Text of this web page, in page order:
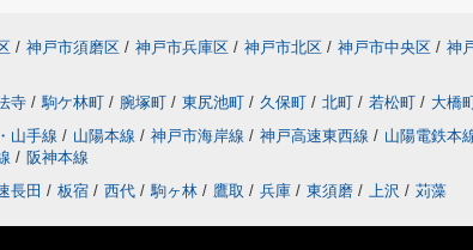
/ 神戸市須磨区 / 神戸市兵庫区 / 神戸市北区 / 神戸市中央区 / 神
寺 / 駒ケ林町 / 腕塚町 / 東尻池町 / 久保町 / 北町 / 若松町 / 大橋
山手線 / 山陽本線 / 神戸市海岸線 / 神戸高速東西線 / 山陽電鉄本
/ 阪神本線
長田 / 板宿 / 西代 / 駒ヶ林 / 鷹取 / 兵庫 / 東須磨 / 上沢 / 苅藻